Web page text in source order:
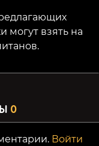
могут взять на
0
Войти